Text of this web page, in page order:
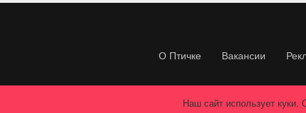
О Птичке Вакансии
Наш сайт использует